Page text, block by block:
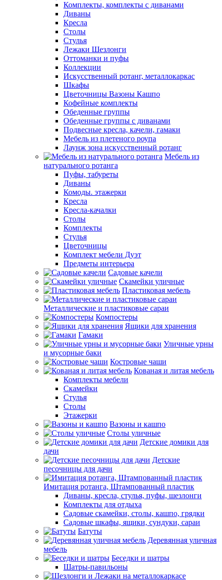
Комплекты, комплекты с диванами
Диваны
Кресла
Столы
Стулья
Лежаки Шезлонги
Оттоманки и пуфы
Коллекции
Искусственный ротанг, металлокаркас
Шкафы
Цветочницы Вазоны Кашпо
Кофейные комплекты
Обеденные группы
Обеденные группы с диванами
Подвесные кресла, качели, гамаки
Мебель из плетеного роупа
Лаунж зона искусственный ротанг
Мебель из
натурального ротанга
Пуфы, табуреты
Диваны
Комоды. этажерки
Кресла
Кресла-качалки
Столы
Комплекты
Стулья
Цветочницы
Комплект мебели Дуэт
Предметы интерьера
Садовые качели
Скамейки уличные
Пластиковая мебель
Металлические и пластиковые сараи
Компостеры
Ящики для хранения
Гамаки
Уличные урны
и мусорные баки
Костровые чаши
Кованая и литая мебель
Комплекты мебели
Скамейки
Стулья
Столы
Этажерки
Вазоны и кашпо
Столы уличные
Детские домики для
дачи
Детские
песочницы для дачи
Имитация ротанга, Штампованный пластик
Диваны, кресла, стулья, пуфы, шезлонги
Комплекты для отдыха
Садовые скамейки, столы, кашпо, грядки
Садовые шкафы, ящики, сундуки, сараи
Батуты
Деревянная уличная
мебель
Беседки и шатры
Шатры-павильоны